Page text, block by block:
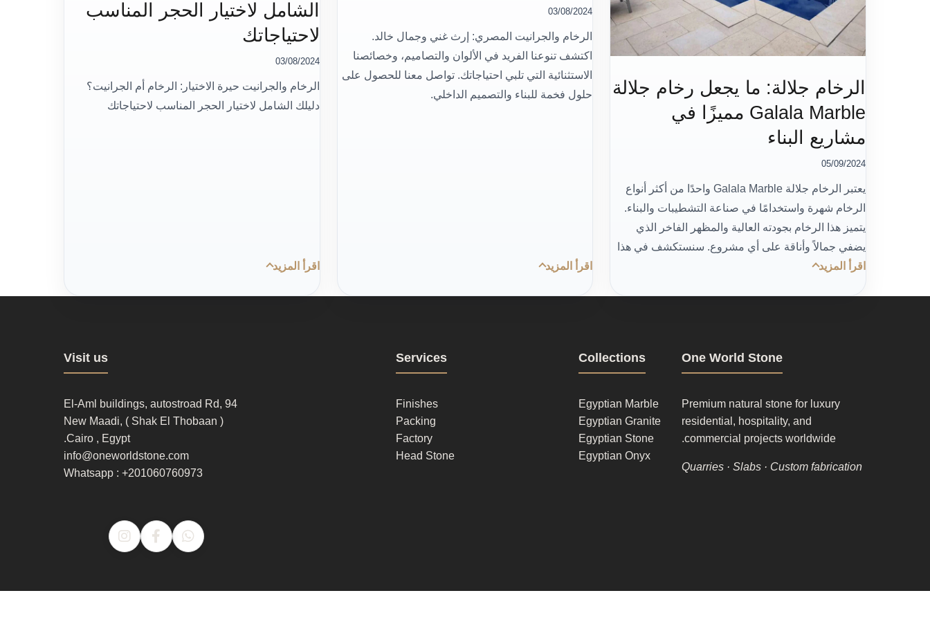
الرخام جلالة: ما يجعل رخام جلالة
Galala Marble مميزًا في
مشاريع البناء
05/09/2024
يعتبر الرخام جلالة Galala Marble واحدًا من أكثر أنواع
الرخام شهرة واستخدامًا في صناعة التشطيبات والبناء.
يتميز هذا الرخام بجودته العالية والمظهر الفاخر الذي
يضفي جمالاً وأناقة على أي مشروع. سنستكشف في هذا
اقرأ المزيد
03/08/2024
الرخام والجرانيت المصري: إرث غني وجمال خالد.
اكتشف تنوعنا الفريد في الألوان والتصاميم، وخصائصنا
الاستثنائية التي تلبي احتياجاتك. تواصل معنا للحصول على
حلول فخمة للبناء والتصميم الداخلي.
اقرأ المزيد
الشامل لاختيار الحجر المناسب
لاحتياجاتك
03/08/2024
الرخام والجرانيت حيرة الاختيار: الرخام أم الجرانيت؟
دليلك الشامل لاختيار الحجر المناسب لاحتياجاتك
اقرأ المزيد
One World Stone
Premium natural stone for luxury
residential, hospitality, and
commercial projects worldwide.
Quarries · Slabs · Custom fabrication
Footer
column
1
Collections
Egyptian Marble
Egyptian Granite
Egyptian Stone
Egyptian Onyx
Footer
column
Services
Finishes
Packing
Factory
Head Stone
3
Visit us
94 El-Aml buildings, autostroad Rd,
New Maadi, ( Shak El Thobaan )
Cairo , Egypt.
info@oneworldstone.com
Whatsapp : +201060760973